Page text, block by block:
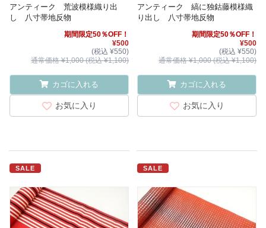
アンティーク 荒波模様織り出
し 八寸帯地反物
期間限定50％OFF！
¥500
(税込 ¥550)
通常価格 ¥1,000 (税込 ¥1,100)
カゴに入れる
お気に入り
アンティーク 縞に独鈷藤模様織
り出し 八寸帯地反物
期間限定50％OFF！
¥500
(税込 ¥550)
通常価格 ¥1,000 (税込 ¥1,100)
カゴに入れる
お気に入り
SALE SALE